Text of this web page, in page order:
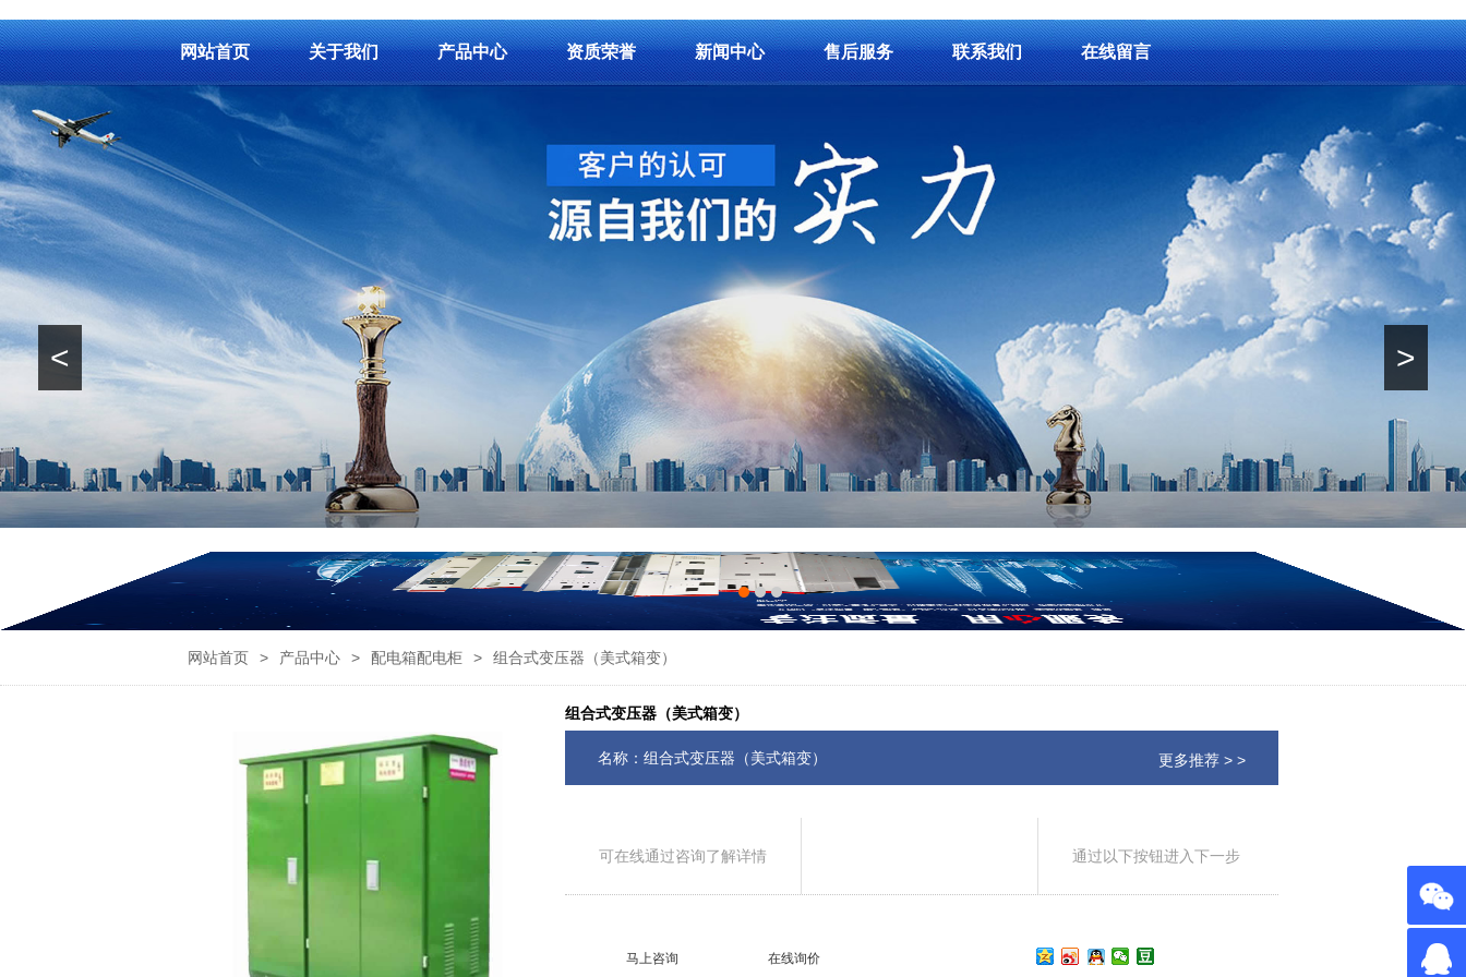
网站首页 关于我们 产品中心 资质荣誉 新闻中心 售后服务 联系我们 在线留言
< >
网站首页 > 产品中心 > 配电箱配电柜 > 组合式变压器（美式箱变）
组合式变压器（美式箱变）
名称：组合式变压器（美式箱变） 更多推荐 > >
可在线通过咨询了解详情 通过以下按钮进入下一步
马上咨询 在线询价